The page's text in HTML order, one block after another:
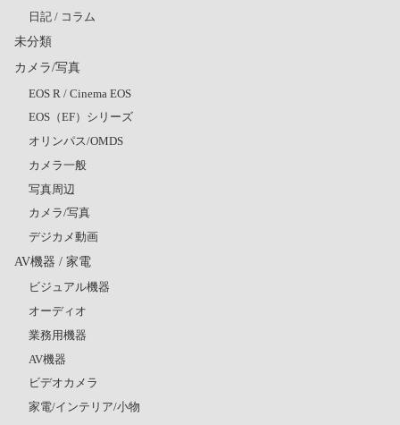
日記 / コラム
未分類
カメラ/写真
EOS R / Cinema EOS
EOS（EF）シリーズ
オリンパス/OMDS
カメラ一般
写真周辺
カメラ/写真
デジカメ動画
AV機器 / 家電
ビジュアル機器
オーディオ
業務用機器
AV機器
ビデオカメラ
家電/インテリア/小物